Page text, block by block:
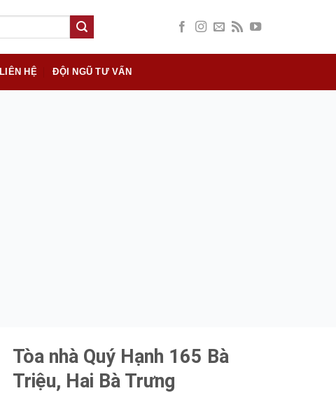
LIÊN HỆ ĐỘI NGŨ TƯ VẤN
Tòa nhà Quý Hạnh 165 Bà
Triệu, Hai Bà Trưng